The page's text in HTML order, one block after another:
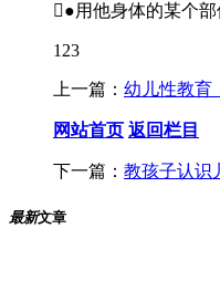
●用他身体的某个
123
上一篇： 幼儿性教育
网站首页 返回栏目
下一篇： 教孩子认识
最新文章